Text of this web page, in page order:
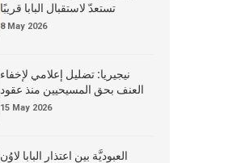
تستعدّ لاستقبال البابا قريبًا
8 May 2026
نيجيريا: تضليل إعلامي لإخفاء
العنف بحق المسيحيين منذ عقود
15 May 2026
العبوديَّة بين اعتذار البابا لاوُن